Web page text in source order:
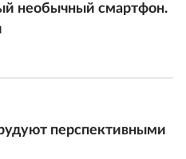
необычный смартфон.
перспективными